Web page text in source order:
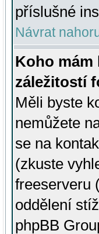
příslušné
Návrat
Koho mám
záležitostí
Měli byste
nemůžete
se na
(zkuste
freeserveru
oddělení
phpBB